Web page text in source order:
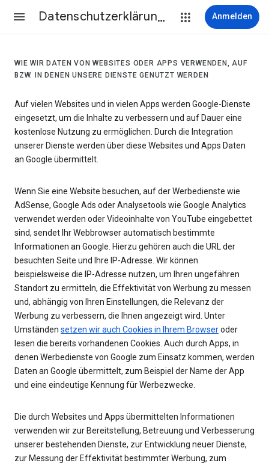
Datenschutzerklärung & Nutzungsbedingungen Anmelden
WIE WIR DATEN VON WEBSITES ODER APPS VERWENDEN, AUF
BZW. IN DENEN UNSERE DIENSTE GENUTZT WERDEN
Auf vielen Websites und in vielen Apps werden Google-Dienste
eingesetzt, um die Inhalte zu verbessern und auf Dauer eine
kostenlose Nutzung zu ermöglichen. Durch die Integration
unserer Dienste werden über diese Websites und Apps Daten
an Google übermittelt.
Wenn Sie eine Website besuchen, auf der Werbedienste wie
AdSense, Google Ads oder Analysetools wie Google Analytics
verwendet werden oder Videoinhalte von YouTube eingebettet
sind, sendet Ihr Webbrowser automatisch bestimmte
Informationen an Google. Hierzu gehören auch die URL der
besuchten Seite und Ihre IP-Adresse. Wir können
beispielsweise die IP-Adresse nutzen, um Ihren ungefähren
Standort zu ermitteln, die Effektivität von Werbung zu messen
und, abhängig von Ihren Einstellungen, die Relevanz der
Werbung zu verbessern, die Ihnen angezeigt wird. Unter
Umständen setzen wir auch Cookies in Ihrem Browseroder
lesen die bereits vorhandenen Cookies. Auch durch Apps, in
denen Werbedienste von Google zum Einsatz kommen, werden
Daten an Google übermittelt, zum Beispiel der Name der App
und eine eindeutige Kennung für Werbezwecke.
Die durch Websites und Apps übermittelten Informationen
verwenden wir zur Bereitstellung, Betreuung und Verbesserung
unserer bestehenden Dienste, zur Entwicklung neuer Dienste,
zur Messung der Effektivität bestimmter Werbung, zum